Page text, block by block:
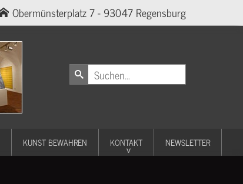
Obermünsterplatz 7 - 93047 Regensburg
KUNST BEWAHREN KONTAKT NEWSLETTER